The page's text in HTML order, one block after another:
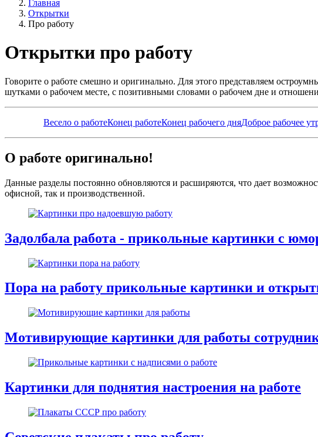
Главная
Открытки
Про работу
Открытки про работу
Говорите о работе смешно и оригинально. Для этого представляем
шутками о рабочем месте, с позитивными словами о рабочем дне и
Весело о работеКонец работеКонец рабочего дняДоброе рабочее
О работе оригинально!
Данные разделы постоянно обновляются и расширяются, что дает
офисной, так и производственной.
Задолбала работа - прикольные картинки с
Пора на работу прикольные картинки и
Мотивирующие картинки для работы
Картинки для поднятия настроения на работе